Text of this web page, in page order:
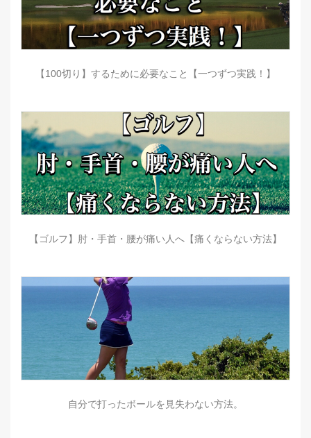
【100切り】するために必要なこと【一つずつ実践！】
【ゴルフ】肘・手首・腰が痛い人へ【痛くならない方法】
自分で打ったボールを見失わない方法。